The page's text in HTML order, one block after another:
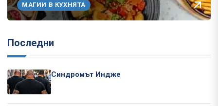
МАГИИ В КУХНЯТА
Последни
Синдромът Индже